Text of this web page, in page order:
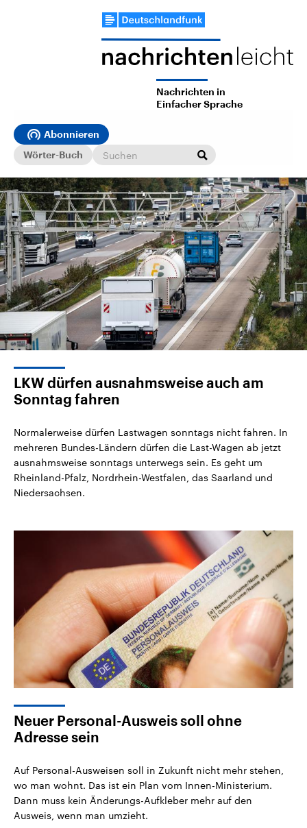
Nachrichten in
Einfacher Sprache
Abonnieren
Wörter-Buch
LKW dürfen ausnahmsweise auch am
Sonntag fahren
Normalerweise dürfen Lastwagen sonntags nicht fahren. In
mehreren Bundes-Ländern dürfen die Last-Wagen ab jetzt
ausnahmsweise sonntags unterwegs sein. Es geht um
Rheinland-Pfalz, Nordrhein-Westfalen, das Saarland und
Niedersachsen.
Neuer Personal-Ausweis soll ohne
Adresse sein
Auf Personal-Ausweisen soll in Zukunft nicht mehr stehen,
wo man wohnt. Das ist ein Plan vom Innen-Ministerium.
Dann muss kein Änderungs-Aufkleber mehr auf den
Ausweis, wenn man umzieht.